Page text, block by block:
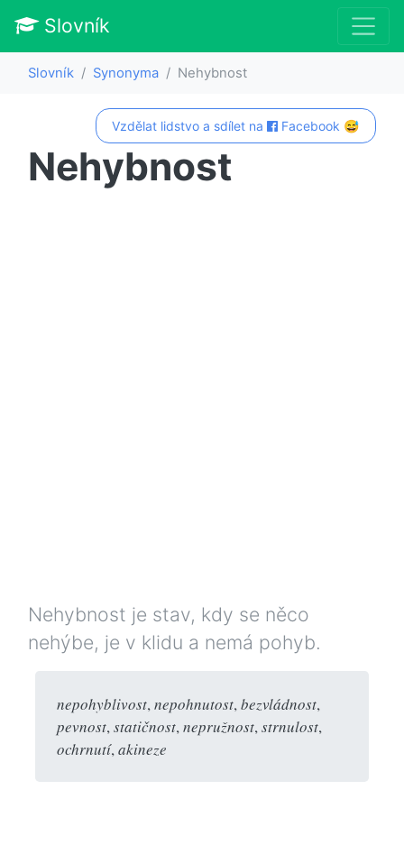
Slovník
Slovník Synonyma Nehybnost
Vzdělat lidstvo a sdílet na Facebook 😅
Nehybnost
Nehybnost je stav, kdy se něco
nehýbe, je v klidu a nemá pohyb.
nepohyblivost,nepohnutost,bezvládnost,
pevnost,statičnost,nepružnost,strnulost,
ochrnutí,akineze